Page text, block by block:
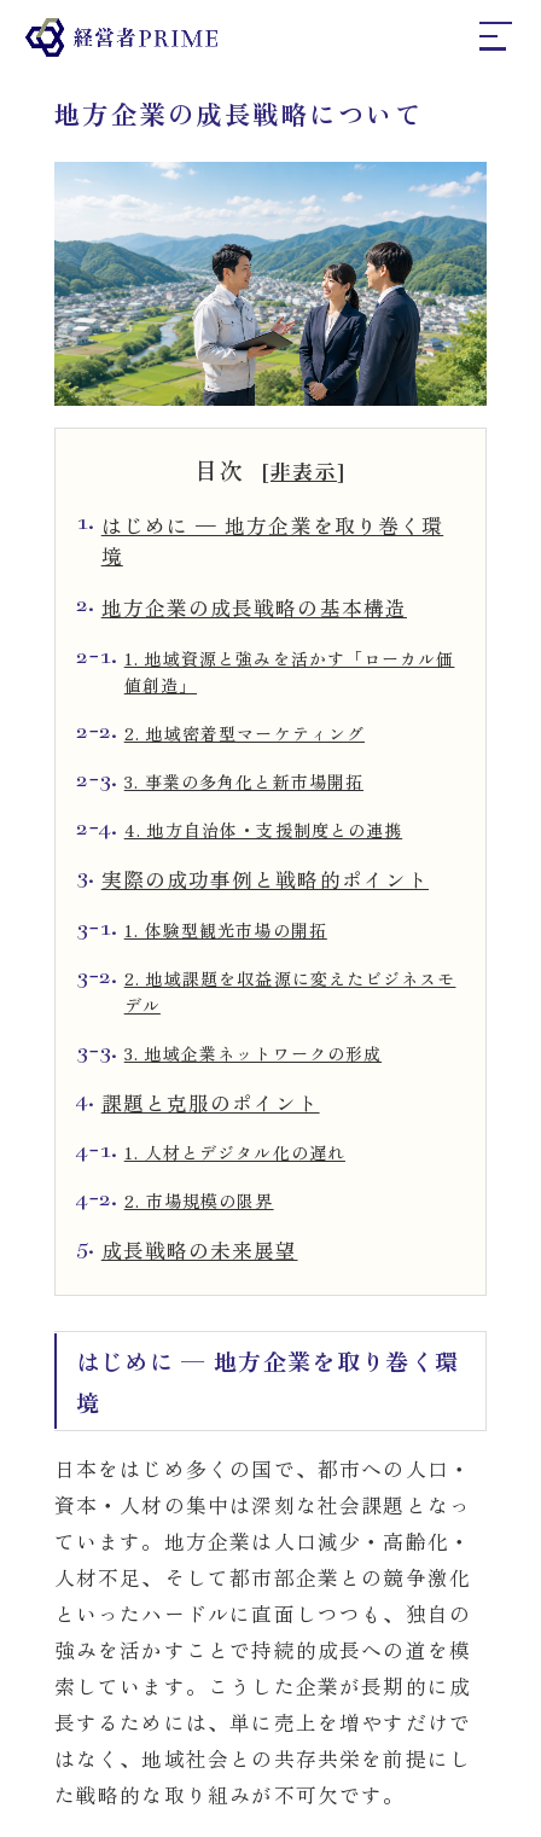
ホーム
経営者プライムとは
インタビュー
コラム
お問い合わせ
運営会社
掲載希望の方はこちら
地方企業の成長戦略について
目次 [非表示]
1. はじめに — 地方企業を取り巻く環
境
2. 地方企業の成長戦略の基本構造
2-1. 1. 地域資源と強みを活かす「ローカル価
値創造」
2-2. 2. 地域密着型マーケティング
2-3. 3. 事業の多角化と新市場開拓
2-4. 4. 地方自治体・支援制度との連携
3. 実際の成功事例と戦略的ポイント
3-1. 1. 体験型観光市場の開拓
3-2. 2. 地域課題を収益源に変えたビジネスモ
デル
3-3. 3. 地域企業ネットワークの形成
4. 課題と克服のポイント
4-1. 1. 人材とデジタル化の遅れ
4-2. 2. 市場規模の限界
5. 成長戦略の未来展望
はじめに — 地方企業を取り巻く環
境
日本をはじめ多くの国で、都市への人口・
資本・人材の集中は深刻な社会課題となっ
ています。地方企業は人口減少・高齢化・
人材不足、そして都市部企業との競争激化
といったハードルに直面しつつも、独自の
強みを活かすことで持続的成長への道を模
索しています。こうした企業が長期的に成
長するためには、単に売上を増やすだけで
はなく、地域社会との共存共栄を前提にし
た戦略的な取り組みが不可欠です。